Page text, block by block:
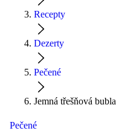
Recepty
Dezerty
Pečené
Jemná třešňová
Pečené